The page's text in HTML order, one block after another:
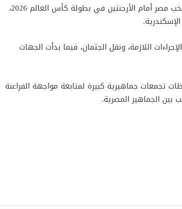
تُوفي مواطن، مساء الثلاثاء، أثناء مشاهدته مباراة منتخب مصر أمام الأرجنتين في بطولة كأس العالم 2026،
اللازمة، ونقل الجثمان، فيما بدأت الجهات
جماهيرية كبيرة لمتابعة مواجهة الفراعنة
بين الجماهير المصرية.